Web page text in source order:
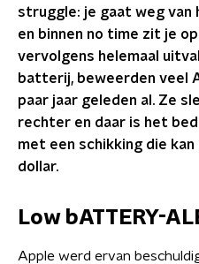
struggle: je gaat weg
en binnen no time zit je
vervolgens helemaal
batterij, beweerden veel
paar jaar geleden al. Ze
rechter en daar is het
met een schikking die
dollar.
Low bATTERY-
Apple werd ervan